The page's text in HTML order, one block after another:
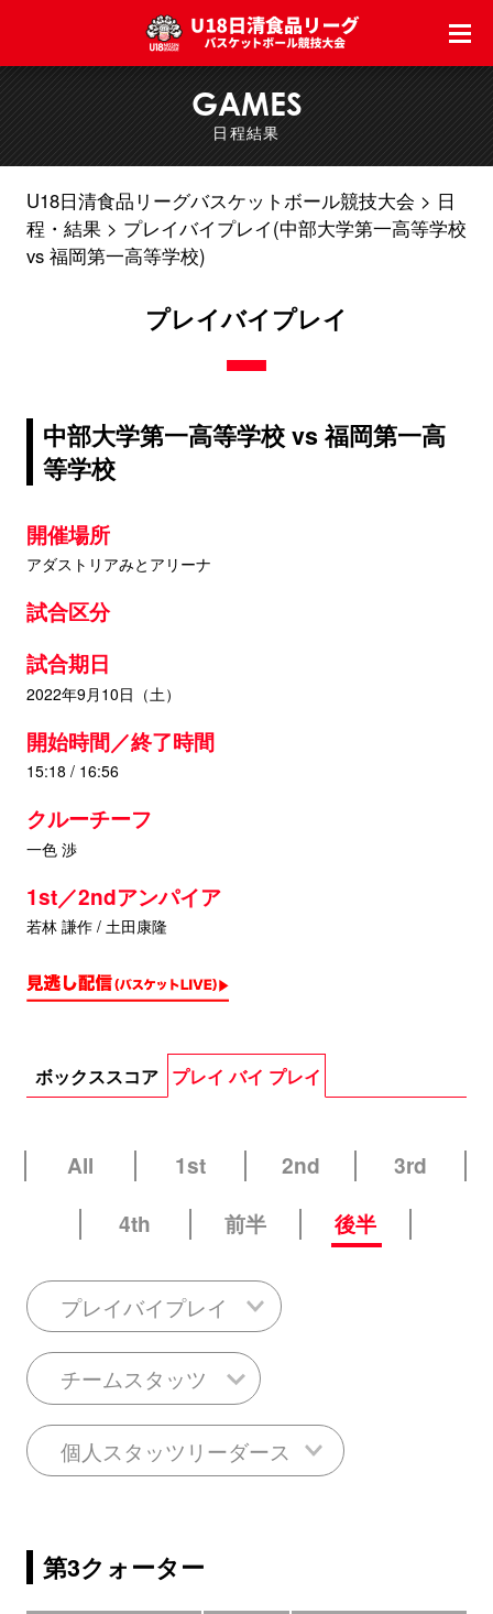
GAMES
日程結果
U18日清食品リーグバスケットボール競技大会
日
程・結果
プレイバイプレイ(中部大学第一高等学校
vs 福岡第一高等学校)
プレイバイプレイ
中部大学第一高等学校 vs 福岡第一高
等学校
開催場所
アダストリアみとアリーナ
試合区分
試合期日
2022年9月10日（土）
開始時間／終了時間
15:18 / 16:56
クルーチーフ
一色 渉
1st／2ndアンパイア
若林 謙作 / 土田康隆
ボックススコア プレイ バイ プレイ
All 1st 2nd
3rd
4th
前半 後半
プレイバイプレイ
チームスタッツ
個人スタッツリーダース
第3クォーター